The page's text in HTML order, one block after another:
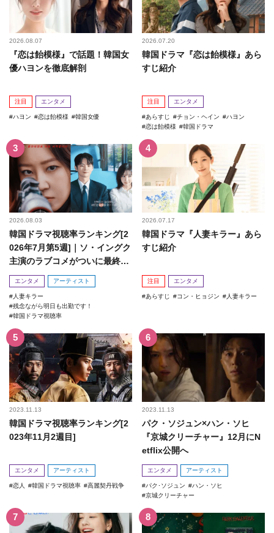
2026.08.07
『恋は飴模様』で話題！韓国女
優ハヨンを徹底解剖
注目 エンタメ
ハヨン 恋は飴模様 韓国女優
2026.07.20
韓国ドラマ『恋は飴模様』あら
すじ紹介
注目 エンタメ
あらすじ チョン・ヘイン
ハヨン
恋は飴模様
韓国ドラマ
2026.08.03
韓国ドラマ視聴率ランキング[2
026年7月第5週]｜ソ・イングク
主演のラブコメがついに最終
回！
エンタメ アーティスト
人妻キラー
残念ながら明日も出勤です！
韓国ドラマ視聴率
2026.07.17
韓国ドラマ『人妻キラー』あら
すじ紹介
注目 エンタメ
あらすじ コン・ヒョジン 人妻キラー
2023.11.13
韓国ドラマ視聴率ランキング[2
023年11月2週目]
エンタメ アーティスト
恋人 韓国ドラマ視聴率 高麗契丹戦争
2023.11.13
パク・ソジュン×ハン・ソヒ
『京城クリーチャー』12月にN
etflix公開へ
エンタメ アーティスト
パク･ソジュン
ハン・ソヒ
京城クリーチャー